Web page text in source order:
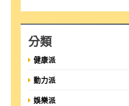
分類
健康派
動力派
娛樂派